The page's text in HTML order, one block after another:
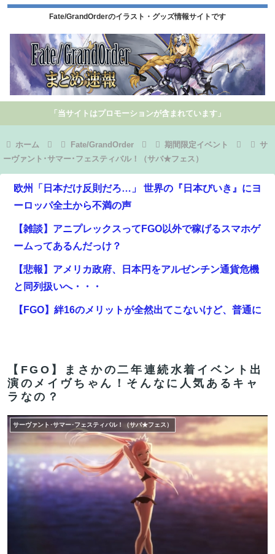
Fate/GrandOrderのイラスト・グッズ情報サイトです
「当サイトはプロモーションが含まれています」
ホーム Fate/GrandOrder 期間限定イベント
サ
ーヴァント･サマー･フェスティバル！（サバ★フェス）
欧州「日本だけ反則だろ…」 世界の『日本びいき』にヨ
ーロッパ全土から不満の声
【雑談】アニプレックスってFGO以外で稼げるスマホゲ
ームってあるんだっけ？
【悲報】アメリカ政府、日本円をアルゼンチン通貨危機
と同列扱いへ・・・
【FGO】絆16のメリットが全然出てこないけど、普通に
(((ﾟДﾟ)))
【FGO】水着玉藻 Fate/GrandOrderのイラスト紹介
【悲報】広末涼子さん、病気を患っていた模様・・・
【FGO】絆16のメリットが全然出てこないけど、普通に
石がハチャメチャに貰えるとかそんな感じ？
【FGO】ティアマト Fate/GrandOrderのイラスト紹介
【FGO】金時といい勝負。クーフーリン・オルタ強化み
【FGO】まさかの二年連続水着イベント出
演のメイヴちゃん！そんなに人気あるキャ
ラなの？
サーヴァント･サマー･フェスティバル！（サバ★フェス）